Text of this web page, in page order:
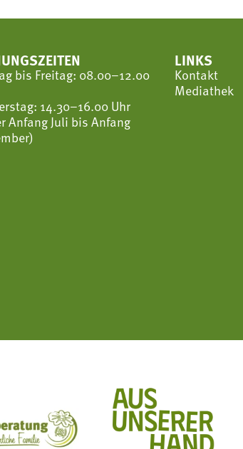
bis Freitag: 08.00–12.00
14.30–16.00 Uhr
Anfang Juli bis Anfang
LINKS
Kontakt
Mediathek
lernen - wachsen - leben
Lebensberatung für die bäuerliche Familie
Aus unserer Hand